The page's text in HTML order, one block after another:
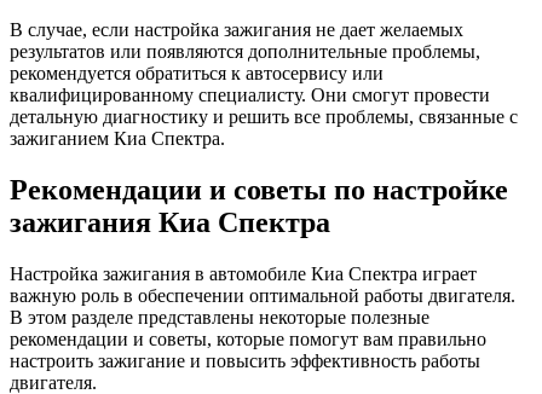
В случае, если настройка зажигания не дает желаемых
результатов или появляются дополнительные проблемы,
рекомендуется обратиться к автосервису или
квалифицированному специалисту. Они смогут провести
детальную диагностику и решить все проблемы, связанные с
зажиганием Киа Спектра.
Рекомендации и советы по настройке
зажигания Киа Спектра
Настройка зажигания в автомобиле Киа Спектра играет
важную роль в обеспечении оптимальной работы двигателя.
В этом разделе представлены некоторые полезные
рекомендации и советы, которые помогут вам правильно
настроить зажигание и повысить эффективность работы
двигателя.